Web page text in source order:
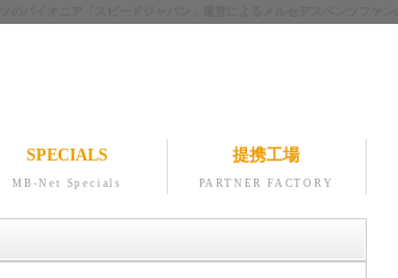
SPECIALS
MB-Net Specials
提携工場
PARTNER FACTORY